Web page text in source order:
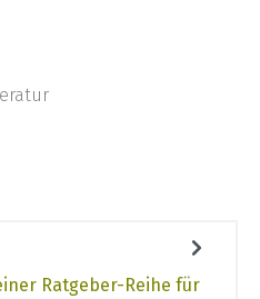
Ratgeber-Reihe für